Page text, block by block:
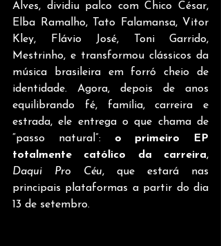
Alves, dividiu palco com Chico César,
Elba Ramalho, Tato Falamansa, Vitor
Kley, Flávio José, Toni Garrido,
Mestrinho, e transformou clássicos da
música brasileira em forró cheio de
identidade. Agora, depois de anos
equilibrando fé, família, carreira e
estrada, ele entrega o que chama de
“passo natural”: o primeiro EP
totalmente católico da carreira
Daqui Pro Céu, que estará nas
principais plataformas a partir do dia
13 de setembro.